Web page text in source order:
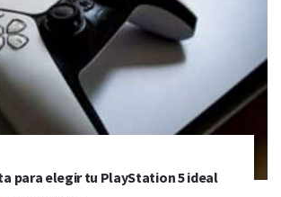
para elegir tu PlayStation 5 ideal